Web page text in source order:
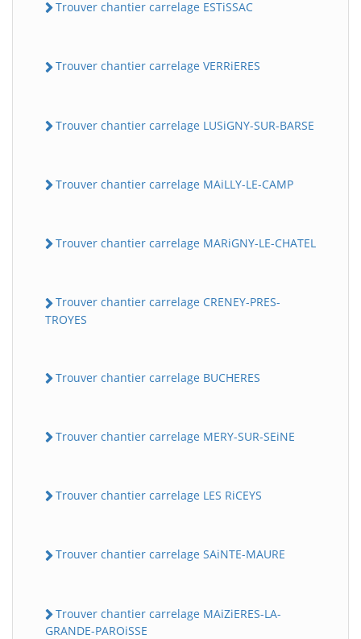
Trouver chantier carrelage ESTiSSAC
Trouver chantier carrelage VERRiERES
Trouver chantier carrelage LUSiGNY-SUR-BARSE
Trouver chantier carrelage MAiLLY-LE-CAMP
Trouver chantier carrelage MARiGNY-LE-CHATEL
Trouver chantier carrelage CRENEY-PRES-
TROYES
Trouver chantier carrelage BUCHERES
Trouver chantier carrelage MERY-SUR-SEiNE
Trouver chantier carrelage LES RiCEYS
Trouver chantier carrelage SAiNTE-MAURE
Trouver chantier carrelage MAiZiERES-LA-
GRANDE-PAROiSSE